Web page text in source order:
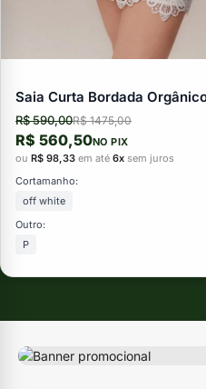
Saia Curta Bordada
R$ 590,00R$ 1475,00
R$ 560,50NO PIX
ou R$ 98,33 em até 6x sem juros
Cortamanho:
off white
Outro:
P